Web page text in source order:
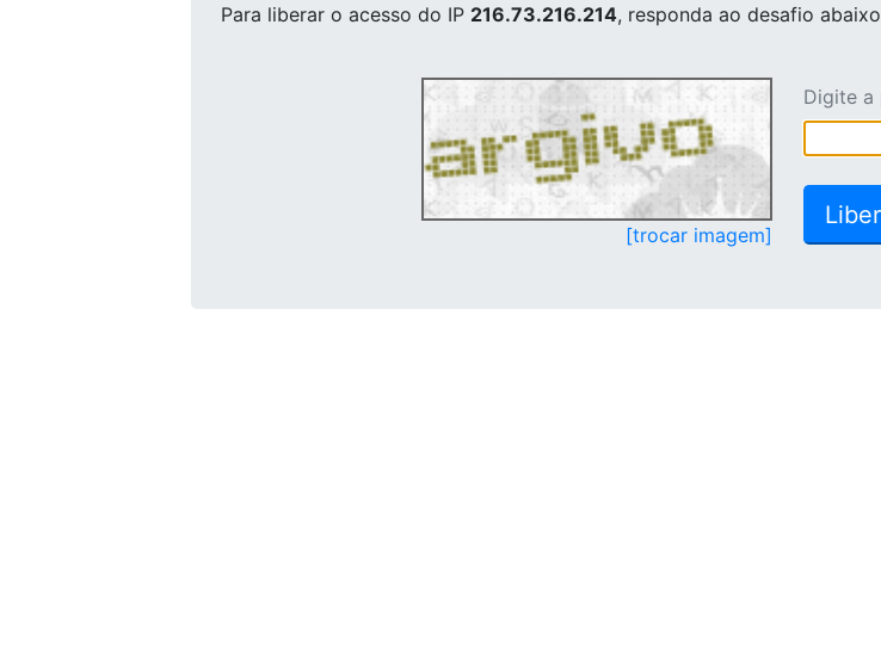
Para liberar o acesso do IP 216.73.216.214, responda ao desafio
[trocar imagem]
Digite a